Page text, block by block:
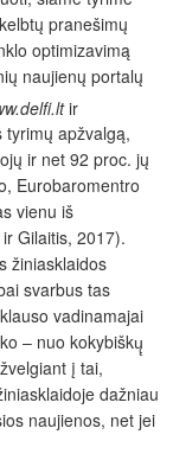
pranešimų
optimizavimą
naujienų portalų
ir
tyrimų apžvalgą,
ir net 92 proc. jų
Eurobaromentro
vienu iš
Gilaitis, 2017).
žiniasklaidos
svarbus tas
vadinamajai
– nuo kokybiškų̨
į tai,
dažniau
naujienos, net jei